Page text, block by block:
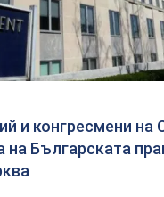
и конгресмени
Българската